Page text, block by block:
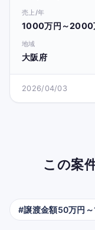
売上/年
1000万円～2000
地域
大阪府
2026/04/03
この案
#譲渡金額50万円